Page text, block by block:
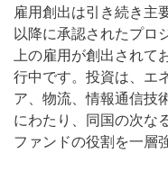
雇用創出は引き続き主
以降に承認されたプロ
上の雇用が創出されて
行中です。投資は、エ
ア、物流、情報通信技
にわたり、同国の次な
ファンドの役割を一層